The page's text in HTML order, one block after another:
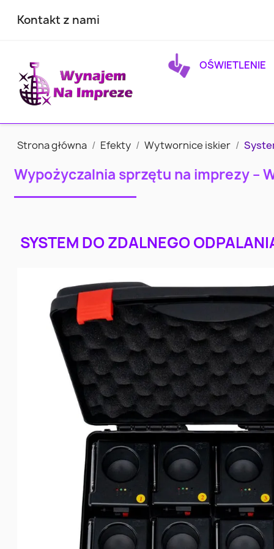
Kontakt z nami
OŚWIETLENIE
Strona główna Efekty Wytwornice iskier
Wypożyczalnia sprzętu na imprezy –
SYSTEM DO ZDALNEGO